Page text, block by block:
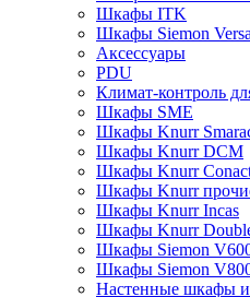
Шкафы ITK
Шкафы Siemon
Аксессуары
PDU
Климат-контроль
Шкафы SME
Шкафы Knurr
Шкафы Knurr DCM
Шкафы Knurr
Шкафы Knurr
Шкафы Knurr Incas
Шкафы Knurr
Шкафы Siemon
Шкафы Siemon
Настенные шкафы и